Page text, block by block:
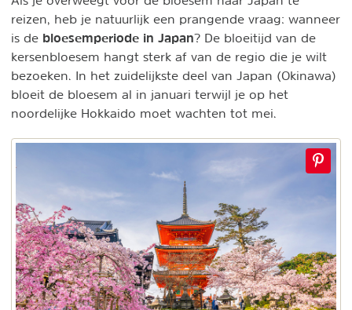
reizen, heb je natuurlijk een prangende vraag: wanneer
is de bloesemperiode in Japan? De bloeitijd van de
kersenbloesem hangt sterk af van de regio die je wilt
bezoeken. In het zuidelijkste deel van Japan (Okinawa)
bloeit de bloesem al in januari terwijl je op het
noordelijke Hokkaido moet wachten tot mei.